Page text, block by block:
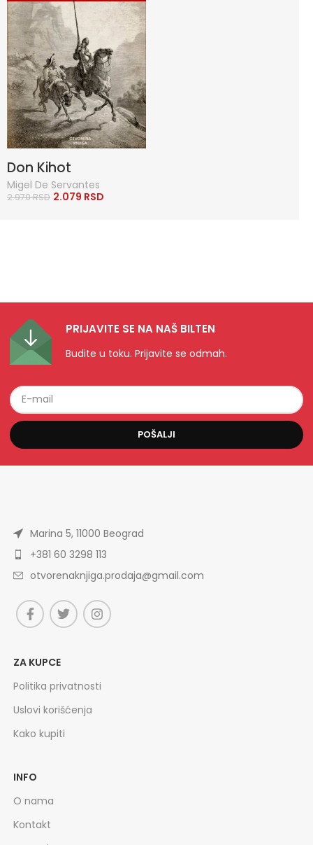
Don Kihot
Migel De Servantes
2.970RSD 2.079 RSD
PRIJAVITE SE NA NAŠ BILTEN
Budite u toku. Prijavite se odmah.
POŠALJI
Marina 5, 11000 Beograd
+381 60 3298 113
otvorenaknjiga.prodaja@gmail.com
ZA KUPCE
Politika privatnosti
Uslovi korišćenja
Kako kupiti
INFO
O nama
Kontakt